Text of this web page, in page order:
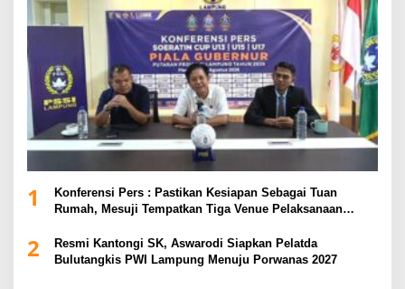
1
Konferensi Pers : Pastikan Kesiapan Sebagai Tuan
Rumah, Mesuji Tempatkan Tiga Venue Pelaksanaan
2
Resmi Kantongi SK, Aswarodi Siapkan Pelatda
Bulutangkis PWI Lampung Menuju Porwanas 2027